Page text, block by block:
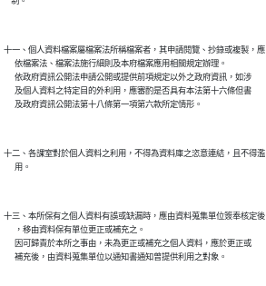
十一、個人資料檔案屬檔案法所稱檔案者，其申請閱覽、抄錄或複製，應
      依檔案法、檔案法施行細則及本府檔案應用相關規定辦理。
      依政府資訊公開法申請公開或提供前項規定以外之政府資訊，如涉
      及個人資料之特定目的外利用，應審酌是否具有本法第十六條但書
十二、各課室對於個人資料之利用，不得為資料庫之恣意連結，且不得濫
十三、本所保有之個人資料有誤或缺漏時，應由資料蒐集單位簽奉核定後
      ，移由資料保有單位更正或補充之。
      因可歸責於本所之事由，未為更正或補充之個人資料，應於更正或